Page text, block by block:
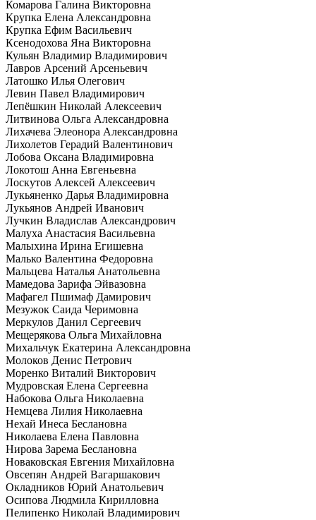
Комарова Галина Викторовна
Крупка Елена Александровна
Крупка Ефим Васильевич
Ксенодохова Яна Викторовна
Кульян Владимир Владимирович
Лавров Арсений Арсеньевич
Латошко Илья Олегович
Левин Павел Владимирович
Лепёшкин Николай Алексеевич
Литвинова Ольга Александровна
Лихачева Элеонора Александровна
Лихолетов Герадий Валентинович
Лобова Оксана Владимировна
Локотош Анна Евгеньевна
Лоскутов Алексей Алексеевич
Лукьяненко Дарья Владимировна
Лукьянов Андрей Иванович
Лучкин Владислав Александрович
Малуха Анастасия Васильевна
Малыхина Ирина Егишевна
Малько Валентина Федоровна
Мальцева Наталья Анатольевна
Мамедова Зарифа Эйвазовна
Мафагел Пшимаф Дамирович
Мезужок Саида Черимовна
Меркулов Данил Сергеевич
Мещерякова Ольга Михайловна
Михальчук Екатерина Александровна
Молоков Денис Петрович
Моренко Виталий Викторович
Мудровская Елена Сергеевна
Набокова Ольга Николаевна
Немцева Лилия Николаевна
Нехай Инеса Беслановна
Николаева Елена Павловна
Нирова Зарема Беслановна
Новаковская Евгения Михайловна
Овсепян Андрей Вагаршакович
Окладников Юрий Анатольевич
Осипова Людмила Кирилловна
Пелипенко Николай Владимирович